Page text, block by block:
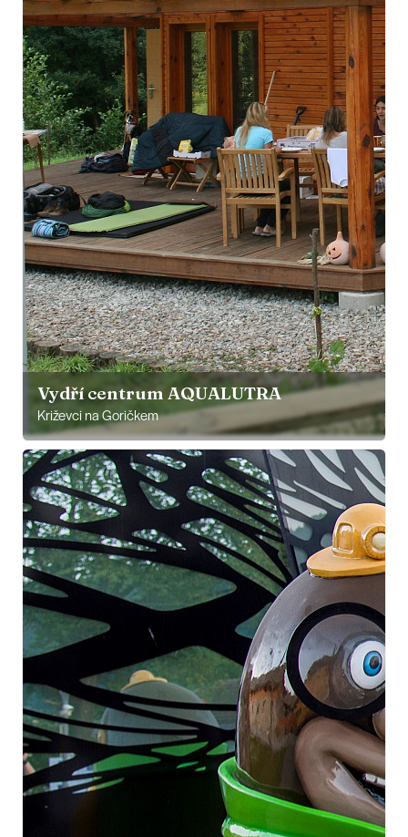
Vydří centrum AQUALUTRA
Križevci na Goričkem